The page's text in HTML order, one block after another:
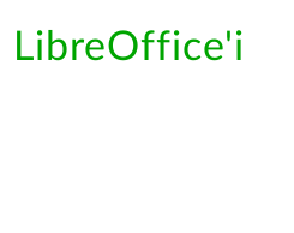
LibreOffice'i